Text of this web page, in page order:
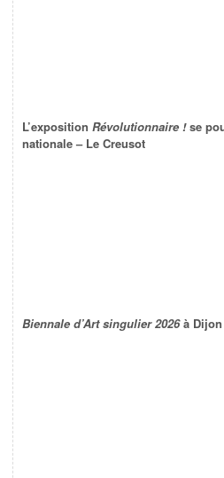
L’exposition Révolutionnaire !se
nationale – Le Creusot
Biennale d’Art singulier 2026à Dijon